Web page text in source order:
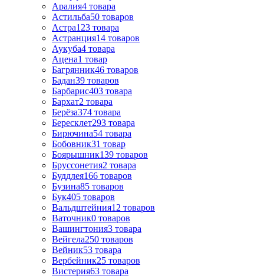
Аралия4 товара
Астильба50 товаров
Астра123 товара
Астранция14 товаров
Аукуба4 товара
Ацена1 товар
Багрянник46 товаров
Бадан39 товаров
Барбарис403 товара
Бархат2 товара
Берёза374 товара
Бересклет293 товара
Бирючина54 товара
Бобовник31 товар
Боярышник139 товаров
Бруссонетия2 товара
Буддлея166 товаров
Бузина85 товаров
Бук405 товаров
Вальдштейния12 товаров
Ваточник0 товаров
Вашингтония3 товара
Вейгела250 товаров
Вейник53 товара
Вербейник25 товаров
Вистерия63 товара